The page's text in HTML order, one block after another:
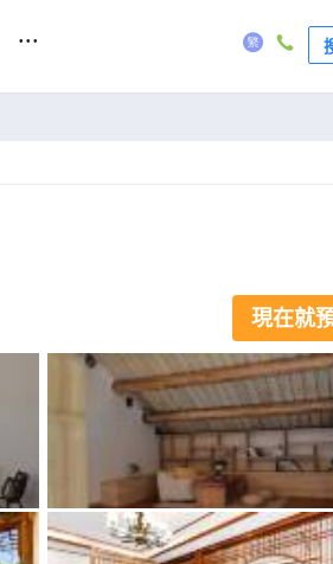
...
現在就